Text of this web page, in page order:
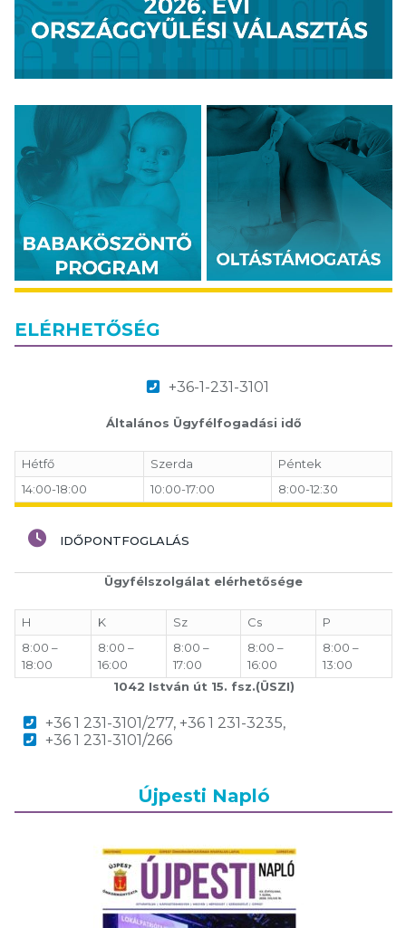
ELÉRHETŐSÉG
+36-1-231-3101
Általános Ügyfélfogadási idő
Hétfő Szerda
Péntek
14:00-18:00
10:00-17:00 8:00-12:30
IDŐPONTFOGLALÁS
Ügyfélszolgálat elérhetősége
H K Sz Cs
P
8:00 –
18:00
8:00 –
16:00
8:00 –
17:00
8:00 –
16:00
8:00 –
13:00
1042 István út 15. fsz.(ÜSZI)
+36 1 231-3101/277, +36 1 231-3235,
+36 1 231-3101/266
Újpesti Napló